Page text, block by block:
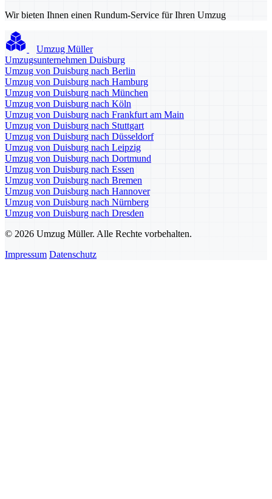
Wir bieten Ihnen einen Rundum-Service für Ihren Umzug
Umzug Müller
Umzugsunternehmen Duisburg
Umzug von Duisburg nach Berlin
Umzug von Duisburg nach Hamburg
Umzug von Duisburg nach München
Umzug von Duisburg nach Köln
Umzug von Duisburg nach Frankfurt am Main
Umzug von Duisburg nach Stuttgart
Umzug von Duisburg nach Düsseldorf
Umzug von Duisburg nach Leipzig
Umzug von Duisburg nach Dortmund
Umzug von Duisburg nach Essen
Umzug von Duisburg nach Bremen
Umzug von Duisburg nach Hannover
Umzug von Duisburg nach Nürnberg
Umzug von Duisburg nach Dresden
© 2026 Umzug Müller. Alle Rechte vorbehalten.
Impressum Datenschutz